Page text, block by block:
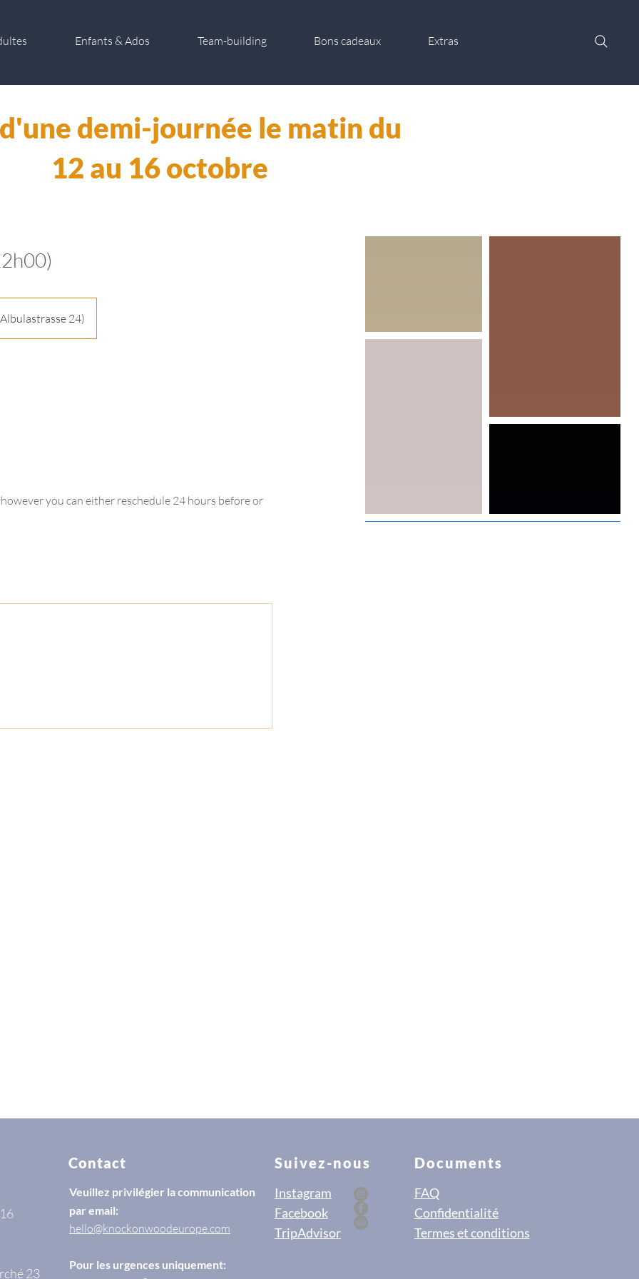
Enfants & Ados Team-building Bons cadeaux Extras
demi-journée le matin du
12 au 16 octobre
24)
you can either reschedule 24 hours before or
23
Contact
Veuillez privilégier la communication
par email:
hello@knockonwoodeurope.com
Pour les urgences uniquement:
Suivez-nous
Instagram
Facebook
TripAdvisor
Documents
FAQ
Confidentialité
Termes et conditions